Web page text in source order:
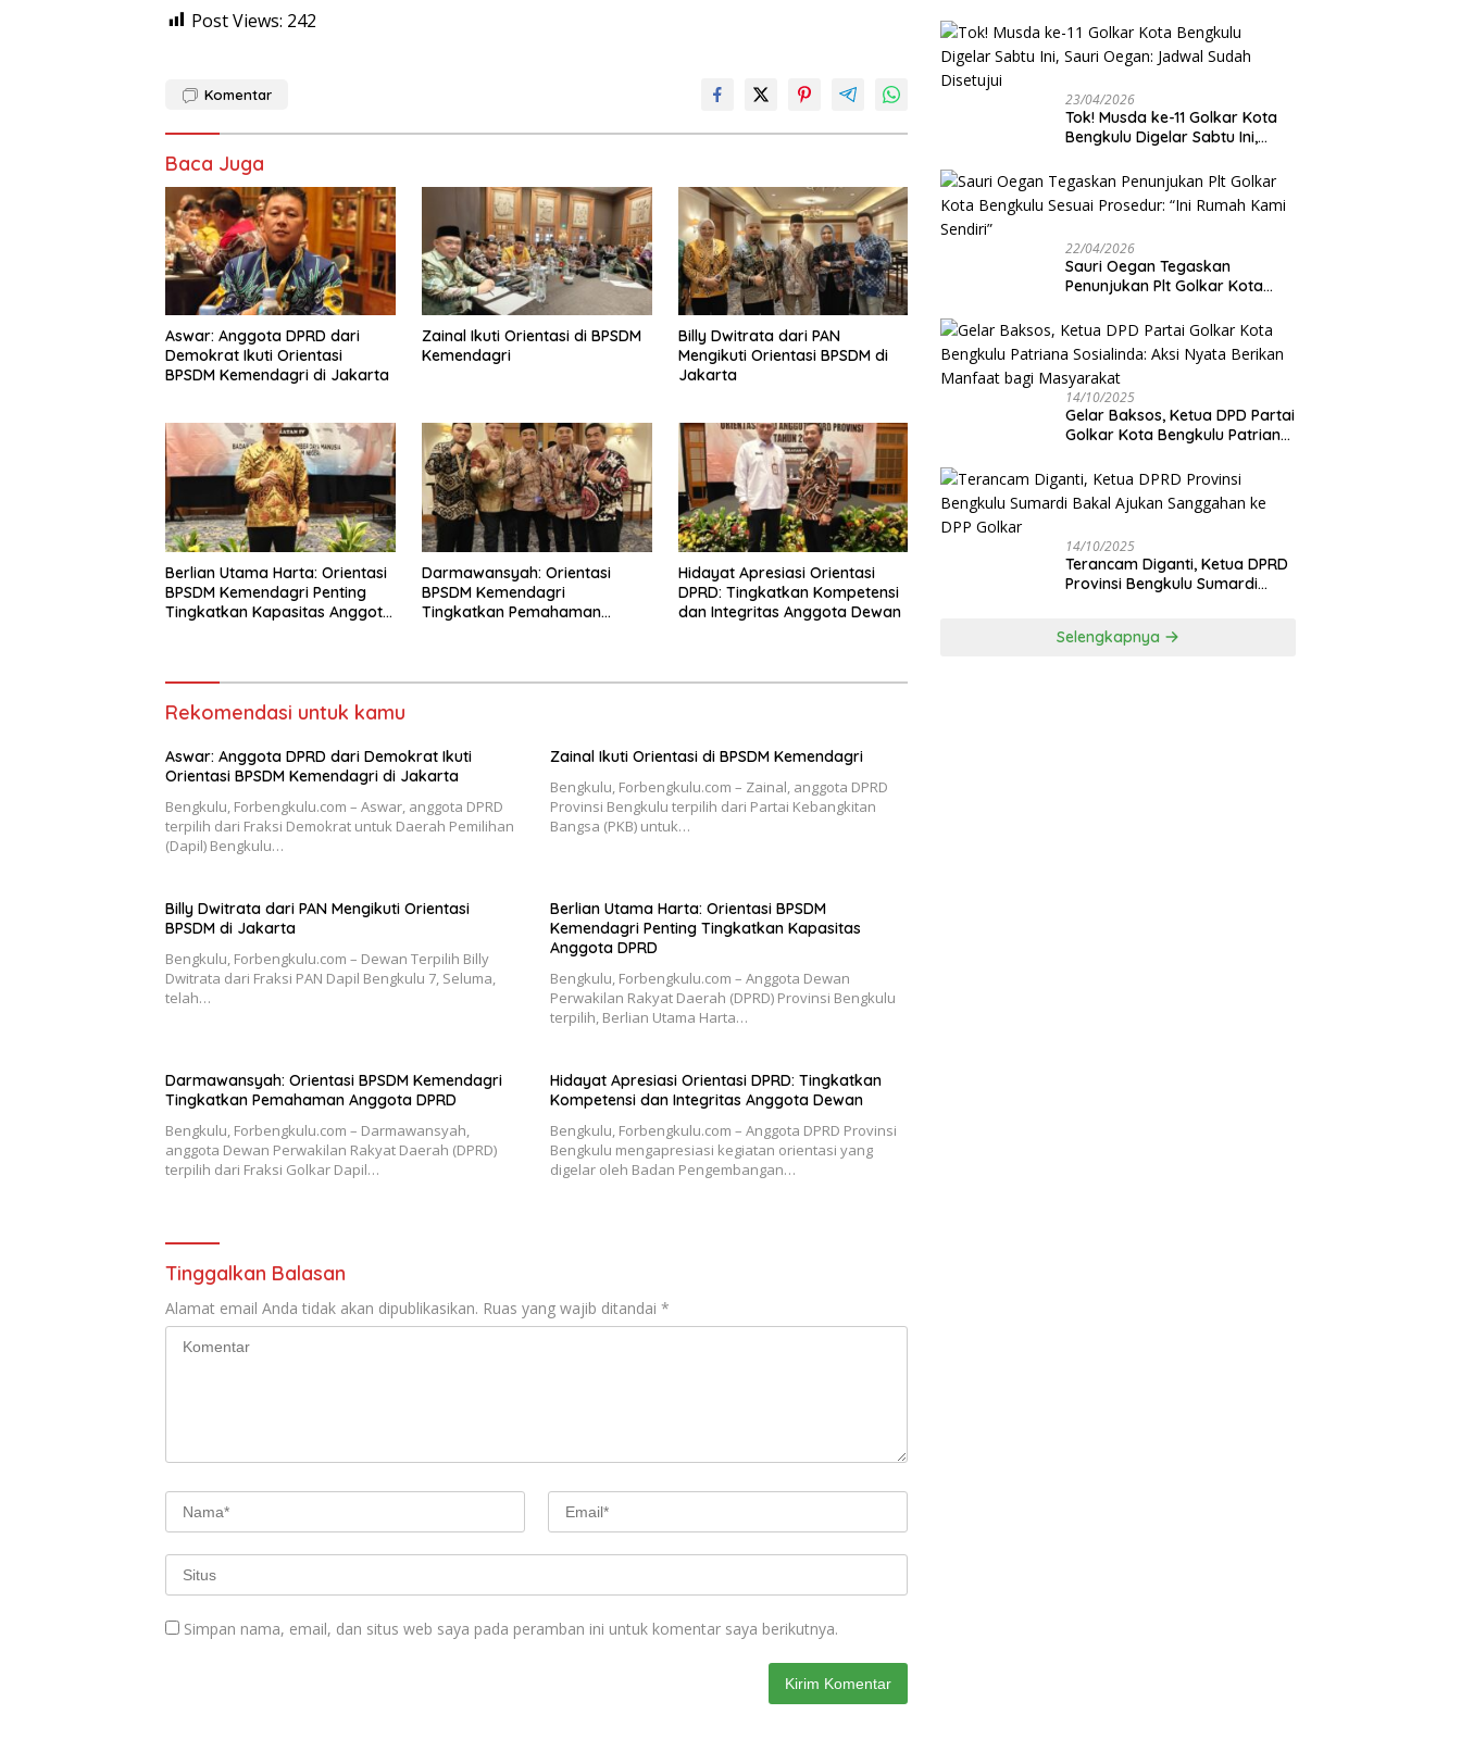
Post Views: 242
Komentar
Baca Juga
Aswar: Anggota DPRD dari
Demokrat Ikuti Orientasi
BPSDM Kemendagri di Jakarta
Zainal Ikuti Orientasi di BPSDM
Kemendagri
Billy Dwitrata dari PAN
Mengikuti Orientasi BPSDM di
Jakarta
Berlian Utama Harta: Orientasi
BPSDM Kemendagri Penting
Tingkatkan Kapasitas Anggota
Darmawansyah: Orientasi
BPSDM Kemendagri
Tingkatkan Pemahaman
Hidayat Apresiasi Orientasi
DPRD: Tingkatkan Kompetensi
dan Integritas Anggota Dewan
Rekomendasi untuk kamu
Aswar: Anggota DPRD dari Demokrat Ikuti
Orientasi BPSDM Kemendagri di Jakarta
Bengkulu, Forbengkulu.com – Aswar, anggota DPRD
terpilih dari Fraksi Demokrat untuk Daerah Pemilihan
(Dapil) Bengkulu…
Zainal Ikuti Orientasi di BPSDM Kemendagri
Bengkulu, Forbengkulu.com – Zainal, anggota DPRD
Provinsi Bengkulu terpilih dari Partai Kebangkitan
Bangsa (PKB) untuk…
Billy Dwitrata dari PAN Mengikuti Orientasi
BPSDM di Jakarta
Bengkulu, Forbengkulu.com – Dewan Terpilih Billy
Dwitrata dari Fraksi PAN Dapil Bengkulu 7, Seluma,
telah…
Berlian Utama Harta: Orientasi BPSDM
Kemendagri Penting Tingkatkan Kapasitas
Anggota DPRD
Bengkulu, Forbengkulu.com – Anggota Dewan
Perwakilan Rakyat Daerah (DPRD) Provinsi Bengkulu
terpilih, Berlian Utama Harta…
Darmawansyah: Orientasi BPSDM Kemendagri
Tingkatkan Pemahaman Anggota DPRD
Bengkulu, Forbengkulu.com – Darmawansyah,
anggota Dewan Perwakilan Rakyat Daerah (DPRD)
terpilih dari Fraksi Golkar Dapil…
Hidayat Apresiasi Orientasi DPRD: Tingkatkan
Kompetensi dan Integritas Anggota Dewan
Bengkulu, Forbengkulu.com – Anggota DPRD Provinsi
Bengkulu mengapresiasi kegiatan orientasi yang
digelar oleh Badan Pengembangan…
Tinggalkan Balasan
Alamat email Anda tidak akan dipublikasikan. Ruas yang wajib ditandai *
Simpan nama, email, dan situs web saya pada peramban ini untuk komentar saya berikutnya.
Jangan Asbun!
23/04/2026
‎Tok! Musda ke-11 Golkar Kota
Bengkulu Digelar Sabtu Ini,
Disetujui
22/04/2026
Sauri Oegan Tegaskan
Penunjukan Plt Golkar Kota
Rumah Kami Sendiri”
14/10/2025
‎Gelar Baksos, Ketua DPD Partai
Golkar Kota Bengkulu Patriana
Manfaat bagi Masyarakat
14/10/2025
Terancam Diganti, Ketua DPRD
Provinsi Bengkulu Sumardi
Selengkapnya